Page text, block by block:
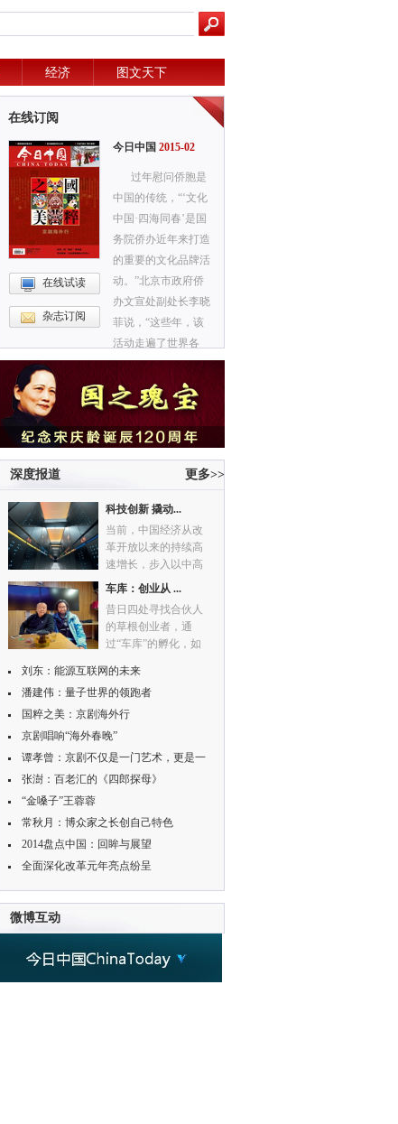
经济 图文天下
在线订阅
在线试读
杂志订阅
今日中国 2015-02
过年慰问侨胞是
中国的传统，“‘文化
中国·四海同春’是国
务院侨办近年来打造
的重要的文化品牌活
动。”北京市政府侨
办文宣处副处长李晓
菲说，“这些年，该
活动走遍了世界各
地，影响极大，在海
外被誉为‘海外春
晚’。”
更多>>
深度报道
科技创新 撬动...
当前，中国经济从改
革开放以来的持续高
速增长，步入以中高
速增长的新常态，这
的放缓，更意味着经
济增长动力的转换和
经济发展方式的转
变。依靠科技创新驱
动，实现经济发展方
式转变，既是大势所
趋，也是形势所迫。
车库：创业从 ...
昔日四处寻找合伙人
的草根创业者，通
过“车库”的孵化，如
方领地。
刘东：能源互联网的未来
潘建伟：量子世界的领跑者
国粹之美：京剧海外行
京剧唱响“海外春晚”
谭孝曾：京剧不仅是一门艺术，更是一
种文化
张澍：百老汇的《四郎探母》
“金嗓子”王蓉蓉
常秋月：博众家之长创自己特色
2014盘点中国：回眸与展望
全面深化改革元年亮点纷呈
微博互动